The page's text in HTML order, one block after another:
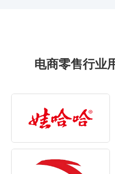
电商零售行业